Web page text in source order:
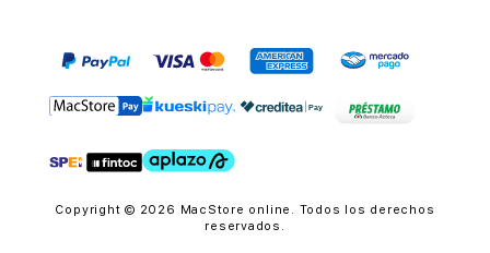
Copyright © 2026 MacStore online. Todos los derechos
reservados.